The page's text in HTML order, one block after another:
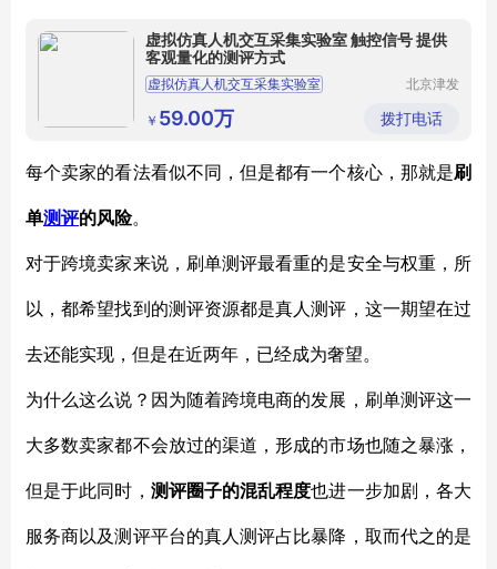
虚拟仿真人机交互采集实验室 触控信号 提供
客观量化的测评方式
虚拟仿真人机交互采集实验室
便携式人机交互分析应用
多通道人机交互实验集成
多功能人机交互虚拟装置
北京津发
有限公司
￥ 59.00万 拨打电话
每个卖家的看法看似不同，但是都有一个核心，那就是刷
单测评的风险。
对于跨境卖家来说，刷单测评最看重的是安全与权重，所
以，都希望找到的测评资源都是真人测评，这一期望在过
去还能实现，但是在近两年，已经成为奢望。
为什么这么说？因为随着跨境电商的发展，刷单测评这一
大多数卖家都不会放过的渠道，形成的市场也随之暴涨，
但是于此同时， 测评圈子的混乱程度也进一步加剧，各大
服务商以及测评平台的真人测评占比暴降，取而代之的是